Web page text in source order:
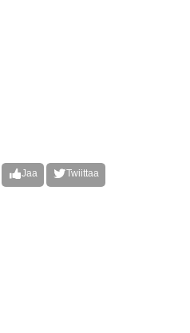
Jaa Twiittaa